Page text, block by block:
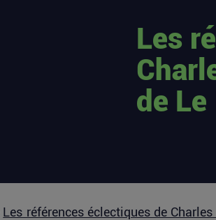
Les
de Le
Les références éclectiques de